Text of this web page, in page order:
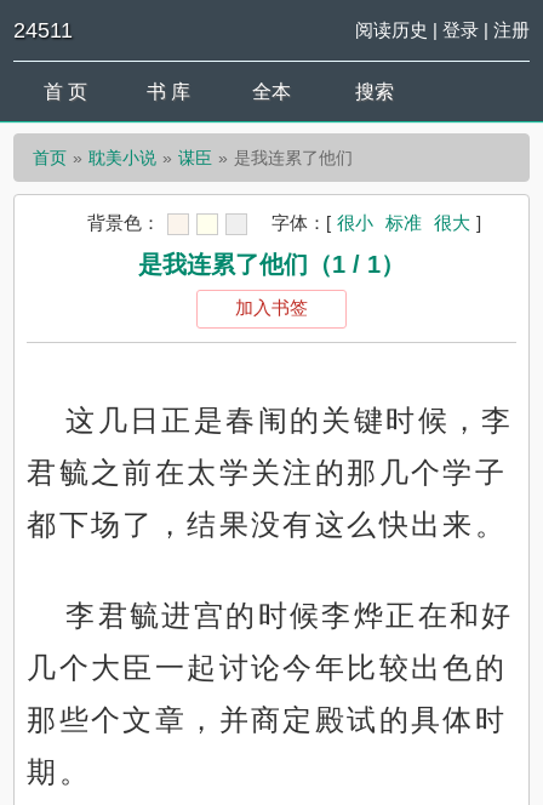
24511 阅读历史 | 登录| 注册
首 页 书 库 全本 搜索
首页 耽美小说 谋臣 是我连累了他们
背景色： 字体： [ 很小 标准 很大 ]
是我连累了他们（1 / 1）
加入书签
这几日正是春闱的关键时候，李
君毓之前在太学关注的那几个学子
都下场了，结果没有这么快出来。
李君毓进宫的时候李烨正在和好
几个大臣一起讨论今年比较出色的
那些个文章，并商定殿试的具体时
期。